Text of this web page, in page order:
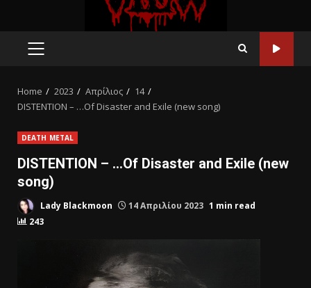
Home 2023 Απρίλιος
14
DISTENTION – …Of Disaster and Exile (new song)
DEATH METAL
DISTENTION – …Of Disaster and Exile (new
song)
Lady Blackmoon 14 Απριλίου 2023 1 min read
243